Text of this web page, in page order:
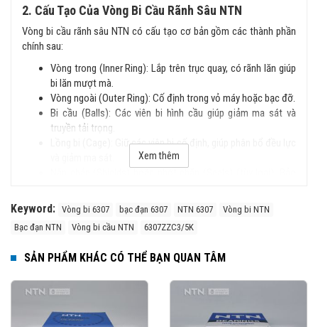
2. Cấu Tạo Của Vòng Bi Cầu Rãnh Sâu NTN
Vòng bi cầu rãnh sâu NTN có cấu tạo cơ bản gồm các thành phần
chính sau:
Vòng trong (Inner Ring): Lắp trên trục quay, có rãnh lăn giúp
bi lăn mượt mà.
Vòng ngoài (Outer Ring): Cố định trong vỏ máy hoặc bạc đỡ.
Bi cầu (Balls): Các viên bi hình cầu giúp giảm ma sát và
truyền tải trọng.
Lồng bi (Cage): Giữ các viên bi cố định, giúp phân bổ đều lực
3. Đặc Điểm Nổi Bật
Chịu tải tốt cả hướng tâm và dọc trục.
Tốc độ quay cao, ma sát thấp, vận hành êm ái.
Độ bền cao, ít phải bảo trì.
Có nhiều phiên bản với nắp chắn bụi hoặc phớt chặn dầu.
Xem thêm
Keyword: Vòng bi 6307 bạc đạn 6307 NTN 6307
Vòng bi NTN
Bạc đạn NTN
Vòng bi cầu NTN 6307ZZC3/5K
SẢN PHẨM KHÁC CÓ THỂ BẠN QUAN TÂM